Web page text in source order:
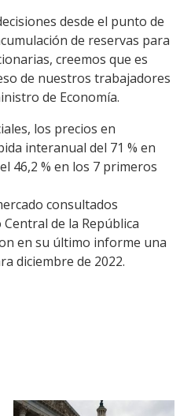
desde el punto de
de reservas para
creemos que es
de nuestros trabajadores
de Economía.
los precios en
interanual del 71 % en
46,2 % en los 7 primeros
consultados
de la República
en su último informe una
diciembre de 2022.